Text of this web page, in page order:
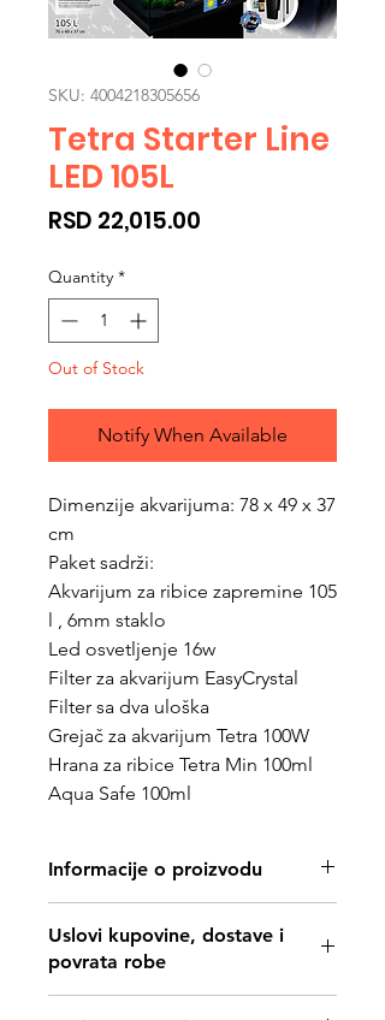
SKU: 4004218305656
Tetra Starter Line
LED 105L
RSD 22,015.00
Quantity *
Out of Stock
Notify When Available
Dimenzije akvarijuma: 78 x 49 x 37
cm
Paket sadrži:
Akvarijum za ribice zapremine 105
l , 6mm staklo
Led osvetljenje 16w
Filter za akvarijum EasyCrystal
Filter sa dva uloška
Grejač za akvarijum Tetra 100W
Hrana za ribice Tetra Min 100ml
Aqua Safe 100ml
Informacije o proizvodu
eu/products/tetra-starter-line-led-
105l-aquarium
Uslovi kupovine, dostave i
povrata robe